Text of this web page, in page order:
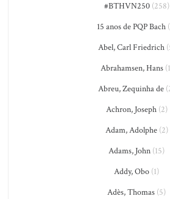
#BTHVN250(258)
15 anos de PQP Bach
Abel, Carl Friedrich
Abrahamsen, Hans
Abreu, Zequinha de
Achron, Joseph(2)
Adam, Adolphe(2)
Adams, John (15)
Addy, Obo (1)
Adès, Thomas (5)